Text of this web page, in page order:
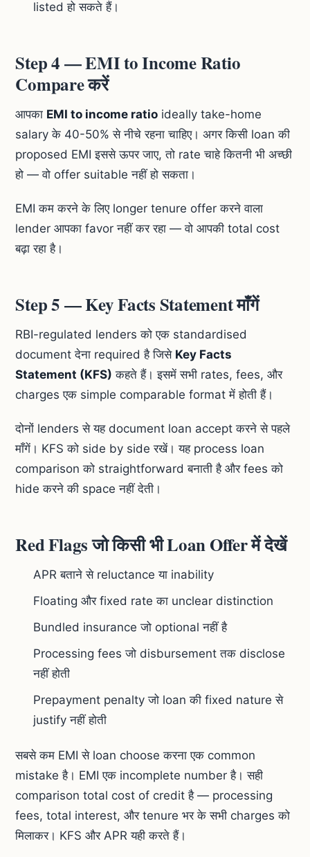
listed हो सकते हैं।
Step 4 — EMI to Income Ratio
Compare करें
आपका EMI to income ratio ideally take-home
salary के 40-50% से नीचे रहना चाहिए। अगर किसी loan की
proposed EMI इससे ऊपर जाए, तो rate चाहे कितनी भी अच्छी
हो — वो offer suitable नहीं हो सकता।
EMI कम करने के लिए longer tenure offer करने वाला
lender आपका favor नहीं कर रहा — वो आपकी total cost
बढ़ा रहा है।
Step 5 — Key Facts Statement माँगें
RBI-regulated lenders को एक standardised
document देना required है जिसे Key Facts
Statement (KFS) कहते हैं। इसमें सभी rates, fees, और
charges एक simple comparable format में होती हैं।
दोनों lenders से यह document loan accept करने से पहले
माँगें। KFS को side by side रखें। यह process loan
comparison को straightforward बनाती है और fees को
hide करने की space नहीं देती।
Red Flags जो किसी भी Loan Offer में देखें
APR बताने से reluctance या inability
Floating और fixed rate का unclear distinction
Bundled insurance जो optional नहीं है
Processing fees जो disbursement तक disclose
नहीं होती
Prepayment penalty जो loan की fixed nature से
justify नहीं होती
सबसे कम EMI से loan choose करना एक common
mistake है। EMI एक incomplete number है। सही
comparison total cost of credit है — processing
fees, total interest, और tenure भर के सभी charges को
मिलाकर। KFS और APR यही करते हैं।